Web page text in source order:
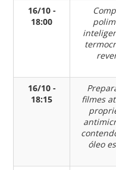
16/10 -
18:00
16/10 -
18:15
filmes
óleo